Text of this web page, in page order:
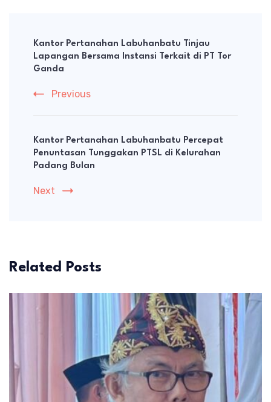
Navigation
Kantor Pertanahan Labuhanbatu Tinjau
Lapangan Bersama Instansi Terkait di PT Tor
Ganda
Previous
Kantor Pertanahan Labuhanbatu Percepat
Penuntasan Tunggakan PTSL di Kelurahan
Padang Bulan
Next
Related Posts